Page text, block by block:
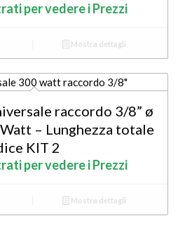
per vedere i Prezzi
Mostra dettagli
raccordo 3/8” ø
– Lunghezza totale
KIT 2
per vedere i Prezzi
Mostra dettagli